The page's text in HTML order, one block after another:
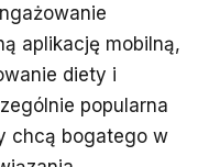
aplikację mobilną,
diety i
popularna
chcą bogatego w